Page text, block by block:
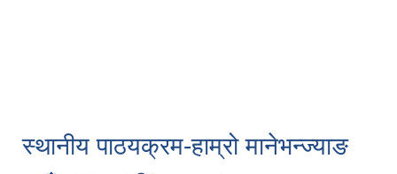
स्थानीय पाठयक्रम-हाम्रो मानेभन्ज्याङ